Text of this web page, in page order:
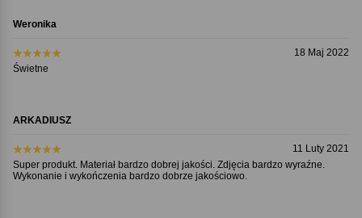
Weronika
18 Maj 2022
Świetne
ARKADIUSZ
11 Luty 2021
Super produkt. Materiał bardzo dobrej jakości. Zdjęcia bardzo wyraźne.
Wykonanie i wykończenia bardzo dobrze jakościowo.